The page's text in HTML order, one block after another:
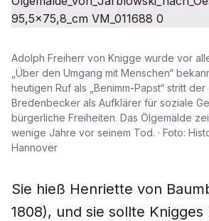
Adolph Freiherr von Knigge wurde vor
„Über den Umgang mit Menschen“
heutigen Ruf als „Benimm-Papst“ stritt
Bredenbecker als Aufklärer für soziale
bürgerliche Freiheiten. Das Ölgemälde
wenige Jahre vor seinem Tod. · Foto:
Hannover
Sie hieß Henriette von
1808), und sie sollte Knigges